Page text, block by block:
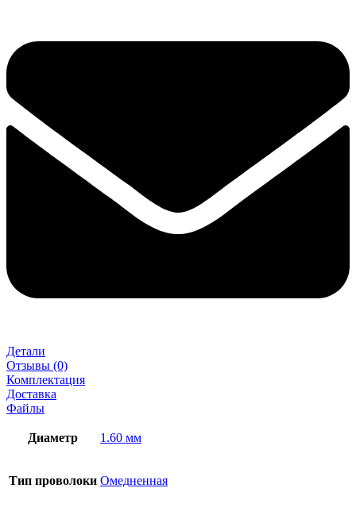
Детали
Отзывы (0)
Комплектация
Доставка
Файлы
Диаметр 1.60 мм
Тип проволоки Омедненная